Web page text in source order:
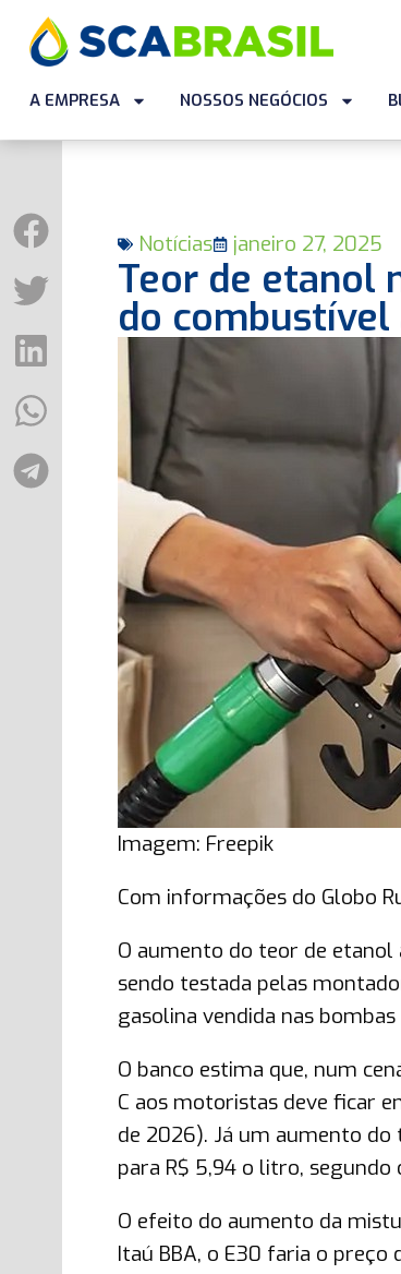
A EMPRESA NOSSOS NEGÓCIOS
Notícias janeiro 27, 2025
Teor de etanol
do
Imagem: Freepik
Com informações do Globo
O aumento do teor de etanol
sendo testada pelas
gasolina vendida nas
O banco estima que, num
C aos motoristas deve ficar
de 2026). Já um aumento
para R$ 5,94 o litro, segundo
O efeito do aumento da
Itaú BBA, o E30 faria o